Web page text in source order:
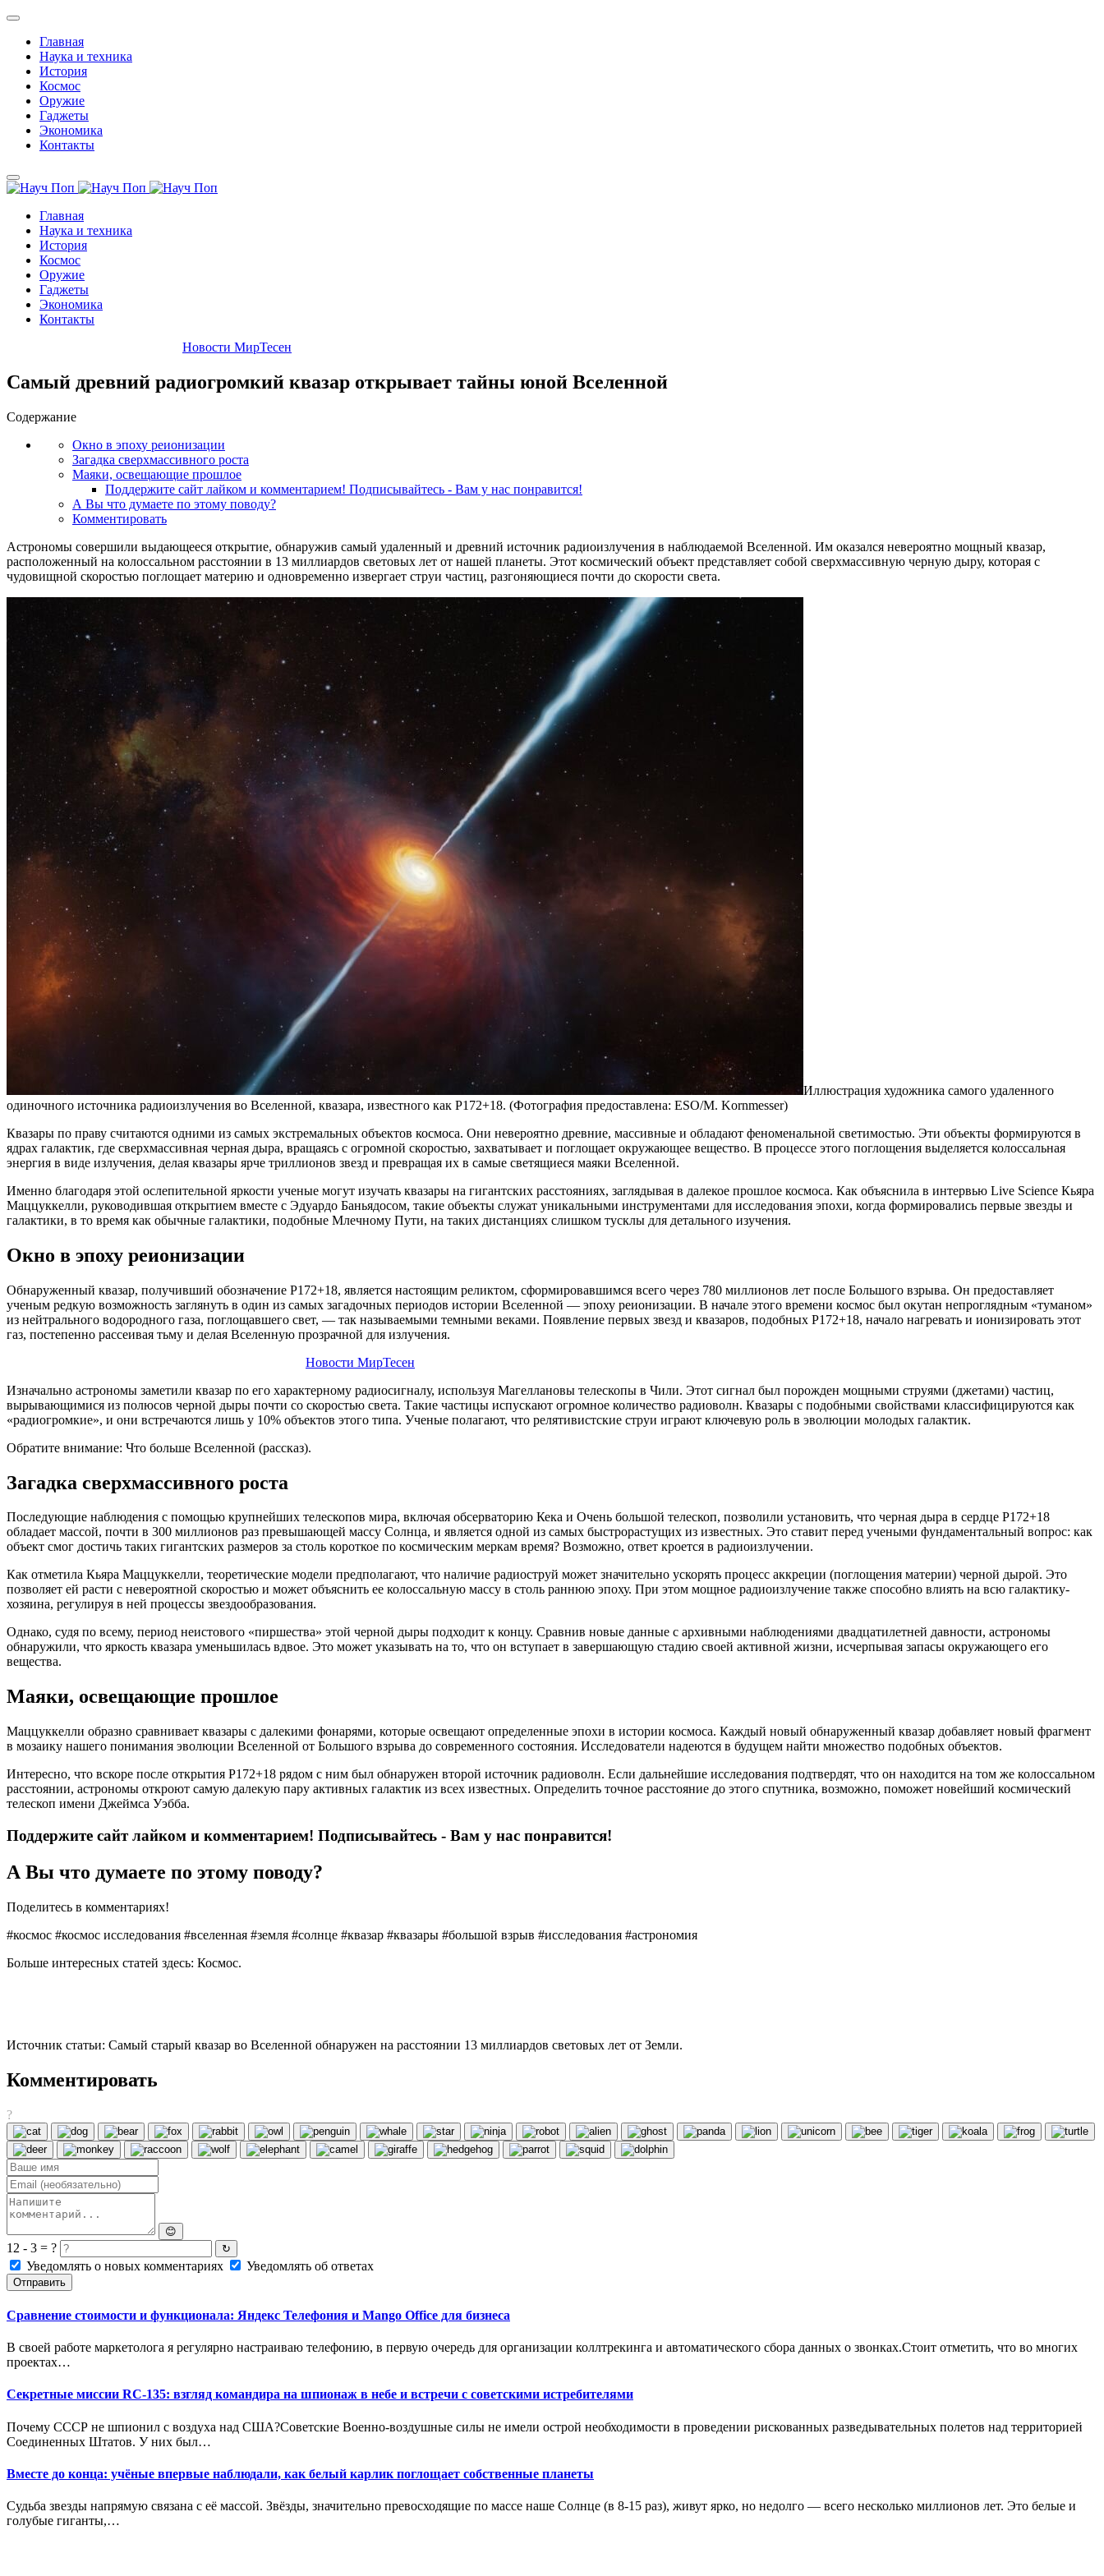
Главная
Наука и техника
История
Космос
Оружие
Гаджеты
Экономика
Контакты
Главная
Наука и техника
История
Космос
Оружие
Гаджеты
Экономика
Контакты
Новости МирТесен
Самый древний радиогромкий квазар открывает тайны юной Вселенной
Содержание
Окно в эпоху реионизации
Загадка сверхмассивного роста
Маяки, освещающие прошлое
Поддержите сайт лайком и комментарием! Подписывайтесь - Вам у нас понравится!
А Вы что думаете по этому поводу?
Комментировать
Астрономы совершили выдающееся открытие, обнаружив самый удаленный и древний источник радиоизлучения в наблюдаемой Вселенной. Им оказался невероятно мощный квазар,
расположенный на колоссальном расстоянии в 13 миллиардов световых лет от нашей планеты. Этот космический объект представляет собой сверхмассивную черную дыру, которая с
чудовищной скоростью поглощает материю и одновременно извергает струи частиц, разгоняющиеся почти до скорости света.
Иллюстрация художника самого удаленного
одиночного источника радиоизлучения во Вселенной, квазара, известного как P172+18. (Фотография предоставлена: ESO/M. Kornmesser)
Квазары по праву считаются одними из самых экстремальных объектов космоса. Они невероятно древние, массивные и обладают феноменальной светимостью. Эти объекты формируются в
ядрах галактик, где сверхмассивная черная дыра, вращаясь с огромной скоростью, захватывает и поглощает окружающее вещество. В процессе этого поглощения выделяется колоссальная
энергия в виде излучения, делая квазары ярче триллионов звезд и превращая их в самые светящиеся маяки Вселенной.
Именно благодаря этой ослепительной яркости ученые могут изучать квазары на гигантских расстояниях, заглядывая в далекое прошлое космоса. Как объяснила в интервью Live Science Кьяра
Маццуккелли, руководившая открытием вместе с Эдуардо Баньядосом, такие объекты служат уникальными инструментами для исследования эпохи, когда формировались первые звезды и
галактики, в то время как обычные галактики, подобные Млечному Пути, на таких дистанциях слишком тусклы для детального изучения.
Окно в эпоху реионизации
Обнаруженный квазар, получивший обозначение P172+18, является настоящим реликтом, сформировавшимся всего через 780 миллионов лет после Большого взрыва. Он предоставляет
ученым редкую возможность заглянуть в один из самых загадочных периодов истории Вселенной — эпоху реионизации. В начале этого времени космос был окутан непроглядным «туманом»
из нейтрального водородного газа, поглощавшего свет, — так называемыми темными веками. Появление первых звезд и квазаров, подобных P172+18, начало нагревать и ионизировать этот
газ, постепенно рассеивая тьму и делая Вселенную прозрачной для излучения.
Новости МирТесен
Изначально астрономы заметили квазар по его характерному радиосигналу, используя Магеллановы телескопы в Чили. Этот сигнал был порожден мощными струями (джетами) частиц,
вырывающимися из полюсов черной дыры почти со скоростью света. Такие частицы испускают огромное количество радиоволн. Квазары с подобными свойствами классифицируются как
«радиогромкие», и они встречаются лишь у 10% объектов этого типа. Ученые полагают, что релятивистские струи играют ключевую роль в эволюции молодых галактик.
Обратите внимание: Что больше Вселенной (рассказ).
Загадка сверхмассивного роста
Последующие наблюдения с помощью крупнейших телескопов мира, включая обсерваторию Кека и Очень большой телескоп, позволили установить, что черная дыра в сердце P172+18
обладает массой, почти в 300 миллионов раз превышающей массу Солнца, и является одной из самых быстрорастущих из известных. Это ставит перед учеными фундаментальный вопрос: как
объект смог достичь таких гигантских размеров за столь короткое по космическим меркам время? Возможно, ответ кроется в радиоизлучении.
Как отметила Кьяра Маццуккелли, теоретические модели предполагают, что наличие радиоструй может значительно ускорять процесс аккреции (поглощения материи) черной дырой. Это
позволяет ей расти с невероятной скоростью и может объяснить ее колоссальную массу в столь раннюю эпоху. При этом мощное радиоизлучение также способно влиять на всю галактику-
хозяина, регулируя в ней процессы звездообразования.
Однако, судя по всему, период неистового «пиршества» этой черной дыры подходит к концу. Сравнив новые данные с архивными наблюдениями двадцатилетней давности, астрономы
обнаружили, что яркость квазара уменьшилась вдвое. Это может указывать на то, что он вступает в завершающую стадию своей активной жизни, исчерпывая запасы окружающего его
вещества.
Маяки, освещающие прошлое
Маццуккелли образно сравнивает квазары с далекими фонарями, которые освещают определенные эпохи в истории космоса. Каждый новый обнаруженный квазар добавляет новый фрагмент
в мозаику нашего понимания эволюции Вселенной от Большого взрыва до современного состояния. Исследователи надеются в будущем найти множество подобных объектов.
Интересно, что вскоре после открытия P172+18 рядом с ним был обнаружен второй источник радиоволн. Если дальнейшие исследования подтвердят, что он находится на том же колоссальном
расстоянии, астрономы откроют самую далекую пару активных галактик из всех известных. Определить точное расстояние до этого спутника, возможно, поможет новейший космический
телескоп имени Джеймса Уэбба.
Поддержите сайт лайком и комментарием! Подписывайтесь - Вам у нас понравится!
А Вы что думаете по этому поводу?
Поделитесь в комментариях!
#космос #космос исследования #вселенная #земля #солнце #квазар #квазары #большой взрыв #исследования #астрономия
Больше интересных статей здесь: Космос.
Источник статьи: Самый старый квазар во Вселенной обнаружен на расстоянии 13 миллиардов световых лет от Земли.
Комментировать
?
😊
12 - 3 = ? ↻
Уведомлять о новых комментариях Уведомлять об ответах
Отправить
Сравнение стоимости и функционала: Яндекс Телефония и Mango Office для бизнеса
В своей работе маркетолога я регулярно настраиваю телефонию, в первую очередь для организации коллтрекинга и автоматического сбора данных о звонках.Стоит отметить, что во многих
проектах…
Секретные миссии RC-135: взгляд командира на шпионаж в небе и встречи с советскими истребителями
Почему СССР не шпионил с воздуха над США?Советские Военно-воздушные силы не имели острой необходимости в проведении рискованных разведывательных полетов над территорией
Соединенных Штатов. У них был…
Вместе до конца: учёные впервые наблюдали, как белый карлик поглощает собственные планеты
Судьба звезды напрямую связана с её массой. Звёзды, значительно превосходящие по массе наше Солнце (в 8-15 раз), живут ярко, но недолго — всего несколько миллионов лет. Это белые и
голубые гиганты,…